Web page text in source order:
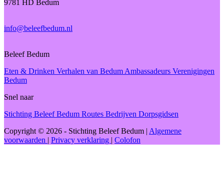
9781 HD Bedum
info@beleefbedum.nl
Beleef Bedum
Eten & Drinken Verhalen van BedumAmbassadeurs Verenigingen
Bedum
Snel naar
Stichting Beleef Bedum Routes Bedrijven Dorpsgidsen
Copyright © 2026 - Stichting Beleef Bedum | Algemene
voorwaarden | Privacy verklaring | Colofon